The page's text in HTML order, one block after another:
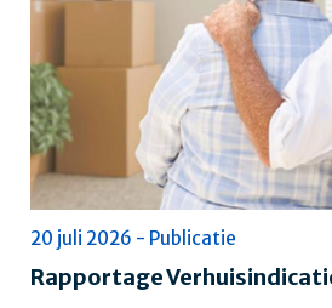
Rapportage
20 juli 2026 - Publicatie